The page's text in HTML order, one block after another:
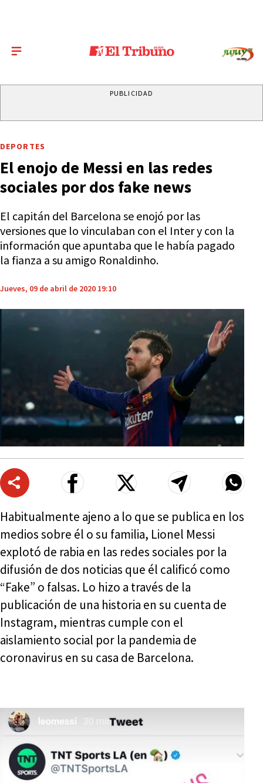
PUBLICIDAD
DEPORTES
El enojo de Messi en las redes
sociales por dos fake news
El capitán del Barcelona se enojó por las
versiones que lo vinculaban con el Inter y con la
información que apuntaba que le había pagado
la fianza a su amigo Ronaldinho.
Jueves, 09 de abril de 2020 19:10
Habitualmente ajeno a lo que se publica en los
medios sobre él o su familia, Lionel Messi
explotó de rabia en las redes sociales por la
difusión de dos noticias que él calificó como
“Fake” o falsas. Lo hizo a través de la
publicación de una historia en su cuenta de
Instagram, mientras cumple con el
aislamiento social por la pandemia de
coronavirus en su casa de Barcelona.